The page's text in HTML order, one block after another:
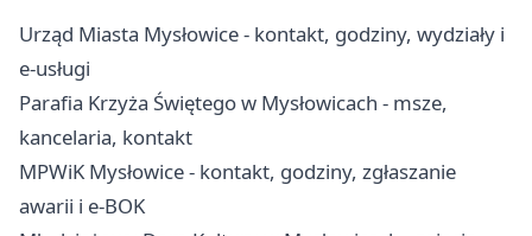
Urząd Miasta Mysłowice - kontakt, godziny, wydziały i
e-usługi
Parafia Krzyża Świętego w Mysłowicach - msze,
kancelaria, kontakt
MPWiK Mysłowice - kontakt, godziny, zgłaszanie
awarii i e-BOK